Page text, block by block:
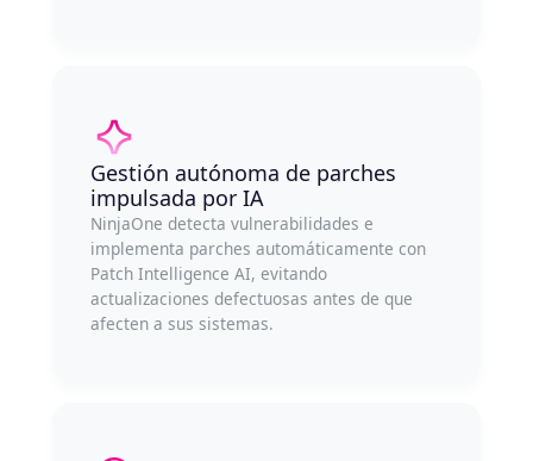
Gestión autónoma de parches
impulsada por IA
NinjaOne detecta vulnerabilidades e
implementa parches automáticamente con
Patch Intelligence AI, evitando
actualizaciones defectuosas antes de que
afecten a sus sistemas.